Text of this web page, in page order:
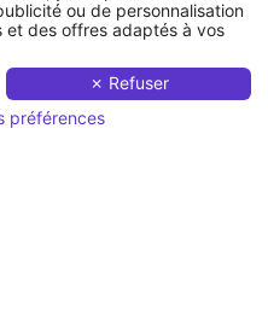
ou de personnalisation
et des offres adaptés à vos
✗ Refuser
préférences